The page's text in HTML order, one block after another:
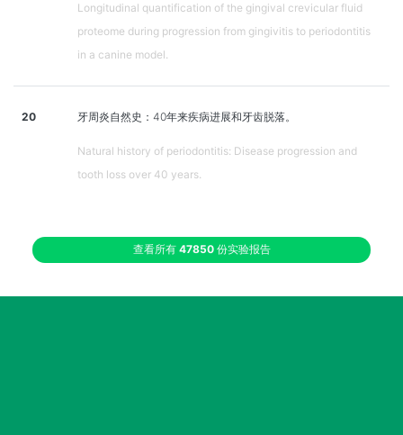
Longitudinal quantification of the gingival crevicular fluid
proteome during progression from gingivitis to periodontitis
in a canine model.
20 牙周炎自然史：40年来疾病进展和牙齿脱落。
Natural history of periodontitis: Disease progression and
tooth loss over 40 years.
查看所有 47850份实验报告